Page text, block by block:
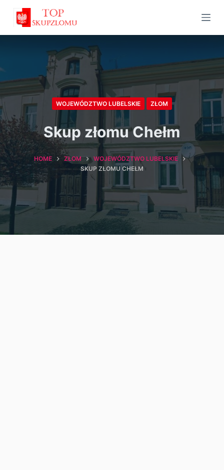
o
c
n
t
e
n
WOJEWÓDZTWO LUBELSKIE ZŁOM
Skup złomu Chełm
HOME ZŁOM
WOJEWÓDZTWO LUBELSKIE
SKUP ZŁOMU CHEŁM